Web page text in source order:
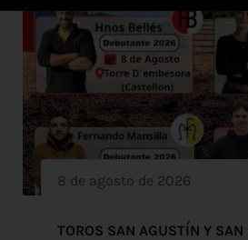
8 de agosto de 2026
TOROS SAN AGUSTÍN Y SAN